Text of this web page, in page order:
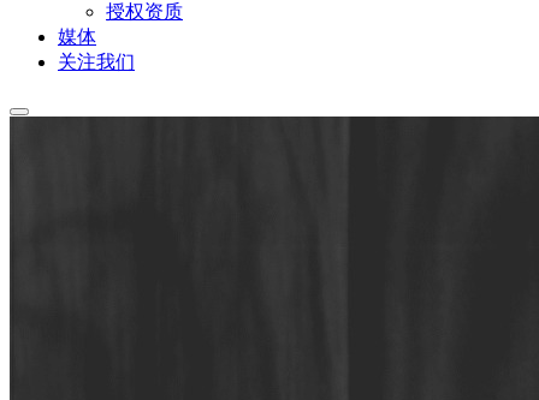
授权资质
媒体
关注我们